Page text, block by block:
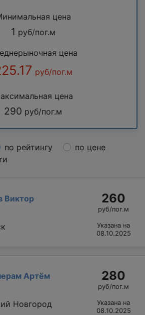
цена
1 руб/пог.м
цена
руб/пог.м
цена
290 руб/пог.м
по рейтингу
по цене
Виктор
260
руб/пог.м
Указана на
08.10.2025
Артём
Новгород
280
руб/пог.м
Указана на
08.10.2025